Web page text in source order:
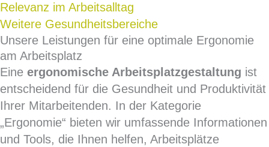
Relevanz im Arbeitsalltag
Weitere Gesundheitsbereiche
Unsere Leistungen für eine optimale Ergonomie
am Arbeitsplatz
Eine ergonomische Arbeitsplatzgestaltung ist
entscheidend für die Gesundheit und Produktivität
Ihrer Mitarbeitenden. In der Kategorie
„Ergonomie“ bieten wir umfassende Informationen
und Tools, die Ihnen helfen, Arbeitsplätze